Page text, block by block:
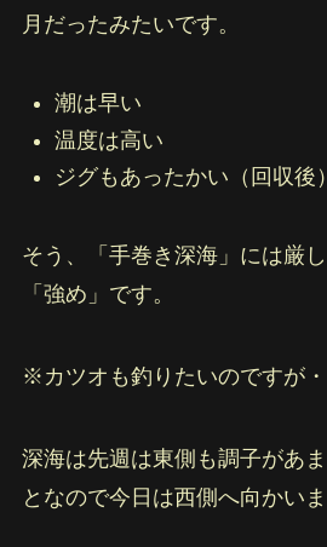
月だったみたいです。
潮は早い
温度は高い
ジグもあったかい（回収後）
そう、「手巻き深海」には厳
「強め」です。
※カツオも釣りたいのですが・
深海は先週は東側も調子があ
となので今日は西側へ向かいま